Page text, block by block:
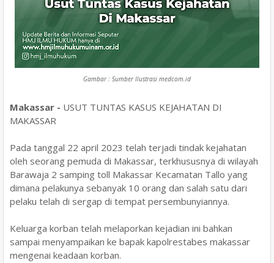
Gambar : Sumber Ilustrasi medcom.id
Makassar - USUT TUNTAS KASUS KEJAHATAN DI
MAKASSAR
Pada tanggal 22 april 2023 telah terjadi tindak kejahatan
oleh seorang pemuda di Makassar, terkhususnya di wilayah
Barawaja 2 samping toll Makassar Kecamatan Tallo yang
dimana pelakunya sebanyak 10 orang dan salah satu dari
pelaku telah di sergap di tempat persembunyiannya.
Keluarga korban telah melaporkan kejadian ini bahkan
sampai menyampaikan ke bapak kapolrestabes makassar
mengenai keadaan korban.